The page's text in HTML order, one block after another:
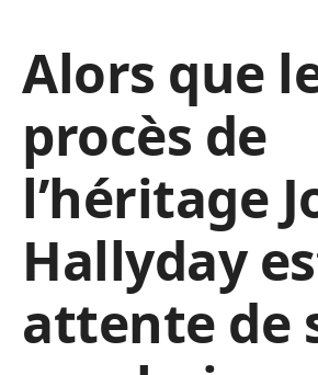
Alors que
procès de
l’héritage
Hallyday
attente de